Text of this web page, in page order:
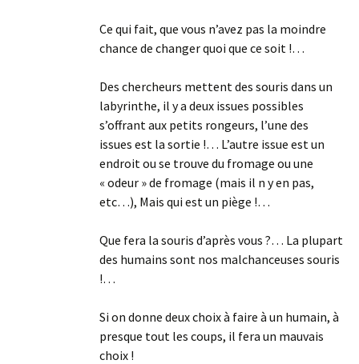
Ce qui fait, que vous n’avez pas la moindre
chance de changer quoi que ce soit !…
Des chercheurs mettent des souris dans un
labyrinthe, il y a deux issues possibles
s’offrant aux petits rongeurs, l’une des
issues est la sortie !… L’autre issue est un
endroit ou se trouve du fromage ou une
« odeur » de fromage (mais il n y en pas,
etc…), Mais qui est un piège !…
Que fera la souris d’après vous ?… La plupart
des humains sont nos malchanceuses souris
!…
Si on donne deux choix à faire à un humain, à
presque tout les coups, il fera un mauvais
choix !